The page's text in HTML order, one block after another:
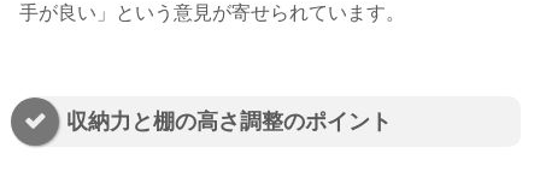
手が良い」という意見が寄せられています。
収納力と棚の高さ調整のポイント